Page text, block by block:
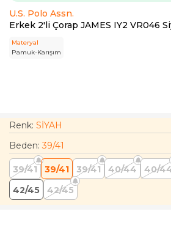
U.S. Polo Assn.
Erkek 2'li Çorap JAMES IY2 VR046
Materyal
Pamuk-Karışım
Renk: SİYAH
Beden:39/41
39/41 39/41 39/41 40/44 40/
42/45
42/45